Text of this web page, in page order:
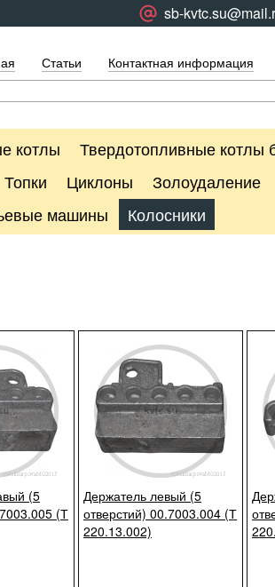
sb-
Статьи Контактная информация
котлы
Твердотопливные котлы
Топки Циклоны
Золоудаление
машины Колосники
(5
(Т
Держатель левый (5
отверстий) 00.7003.004 (Т
220.13.002)